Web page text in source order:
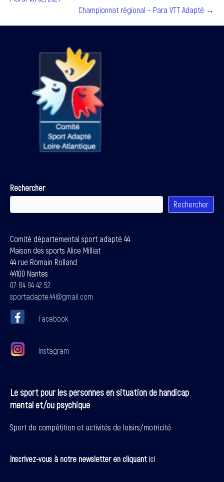
Championnat régional – Para VTT Adapté →
Rechercher
Rechercher
Comité départemental sport adapté 44
Maison des sports Alice Milliat
44 rue Romain Rolland
44100 Nantes
07 84 94 42 52
sportadapte.44@gmail.com
Facebook
Instagram
Le sport pour les personnes en situation de handicap
mental et/ou psychique
Sport de compétition et activités de loisirs/motricité
Inscrivez-vous à notre newsletter en cliquant ici